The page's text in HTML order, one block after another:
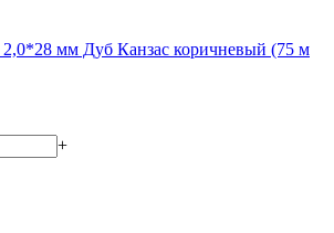
мм Дуб Канзас коричневый (75 м
+